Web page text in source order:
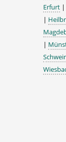
Erfurt |
|
|